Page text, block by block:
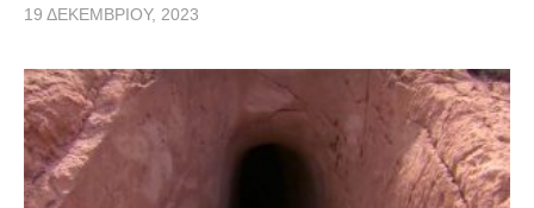
19 ΔΕΚΕΜΒΡΊΟΥ, 2023